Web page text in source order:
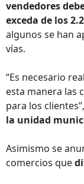
vendedores
exceda de los
algunos se han
vías.
“Es necesario
esta manera las
para los
la unidad
Asimismo se
comercios que